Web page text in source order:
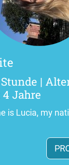
|
Jahre
is Lucia, my